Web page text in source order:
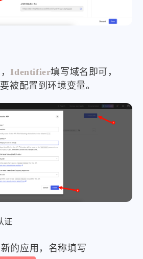
Identifier填写域名即可，
被配置到环境变量。
证
的应用，名称填写